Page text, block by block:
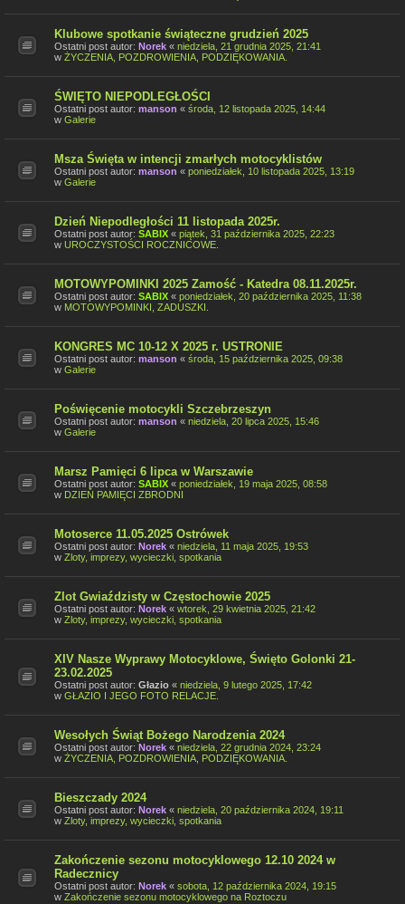
Klubowe spotkanie świąteczne grudzień 2025
Ostatni post autor: Norek « niedziela, 21 grudnia 2025, 21:41
w ŻYCZENIA, POZDROWIENIA, PODZIĘKOWANIA.
ŚWIĘTO NIEPODLEGŁOŚCI
Ostatni post autor: manson « środa, 12 listopada 2025, 14:44
w Galerie
Msza Święta w intencji zmarłych motocyklistów
Ostatni post autor: manson « poniedziałek, 10 listopada 2025, 13:19
w Galerie
Dzień Niepodległości 11 listopada 2025r.
Ostatni post autor: SABIX « piątek, 31 października 2025, 22:23
w UROCZYSTOŚCI ROCZNICOWE.
MOTOWYPOMINKI 2025 Zamość - Katedra 08.11.2025r.
Ostatni post autor: SABIX « poniedziałek, 20 października 2025, 11:38
w MOTOWYPOMINKI, ZADUSZKI.
KONGRES MC 10-12 X 2025 r. USTRONIE
Ostatni post autor: manson « środa, 15 października 2025, 09:38
w Galerie
Poświęcenie motocykli Szczebrzeszyn
Ostatni post autor: manson « niedziela, 20 lipca 2025, 15:46
w Galerie
Marsz Pamięci 6 lipca w Warszawie
Ostatni post autor: SABIX « poniedziałek, 19 maja 2025, 08:58
w DZIEŃ PAMIĘCI ZBRODNI
Motoserce 11.05.2025 Ostrówek
Ostatni post autor: Norek « niedziela, 11 maja 2025, 19:53
w Zloty, imprezy, wycieczki, spotkania
Zlot Gwiaździsty w Częstochowie 2025
Ostatni post autor: Norek « wtorek, 29 kwietnia 2025, 21:42
w Zloty, imprezy, wycieczki, spotkania
XIV Nasze Wyprawy Motocyklowe, Święto Golonki 21-
23.02.2025
Ostatni post autor: Głazio « niedziela, 9 lutego 2025, 17:42
w GŁAZIO I JEGO FOTO RELACJE.
Wesołych Świąt Bożego Narodzenia 2024
Ostatni post autor: Norek « niedziela, 22 grudnia 2024, 23:24
w ŻYCZENIA, POZDROWIENIA, PODZIĘKOWANIA.
Bieszczady 2024
Ostatni post autor: Norek « niedziela, 20 października 2024, 19:11
w Zloty, imprezy, wycieczki, spotkania
Zakończenie sezonu motocyklowego 12.10 2024 w
Radecznicy
Ostatni post autor: Norek « sobota, 12 października 2024, 19:15
w Zakończenie sezonu motocyklowego na Roztoczu